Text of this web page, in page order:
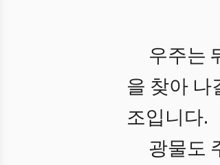
우주는
을 찾아
조입니다.
광물도